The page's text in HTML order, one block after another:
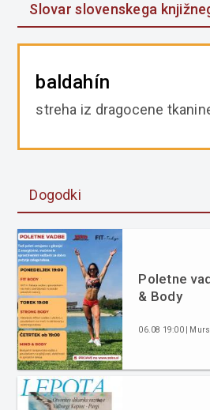
Slovar slovenskega
baldahín
streha iz dragocene
Dogodki
Poletne
& Body
06.08 19:00 |